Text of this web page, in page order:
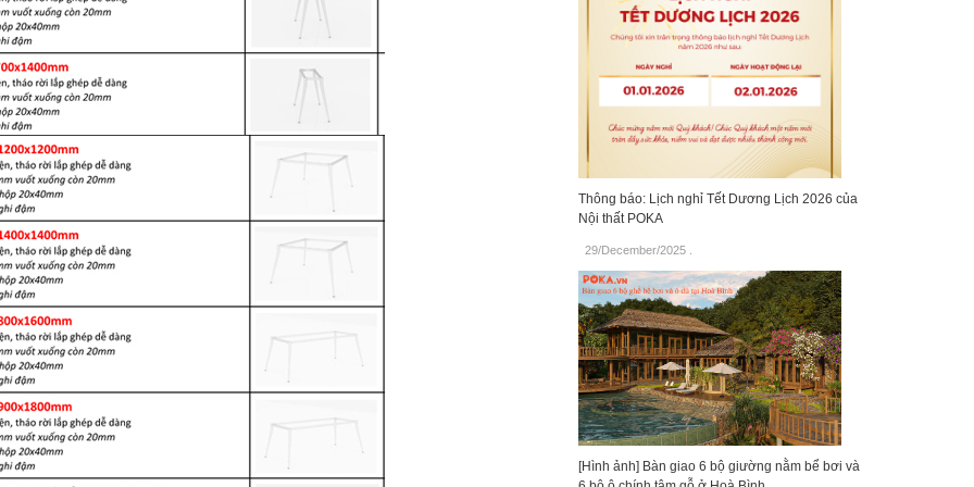
Thông báo: Lịch nghỉ Tết Dương Lịch 2026 của
Nội thất POKA
29/December/2025.
[Hình ảnh] Bàn giao 6 bộ giường nằm bể bơi và